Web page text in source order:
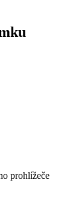
prohlížeče